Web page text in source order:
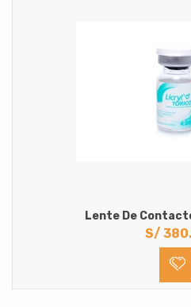
Lente De
S/